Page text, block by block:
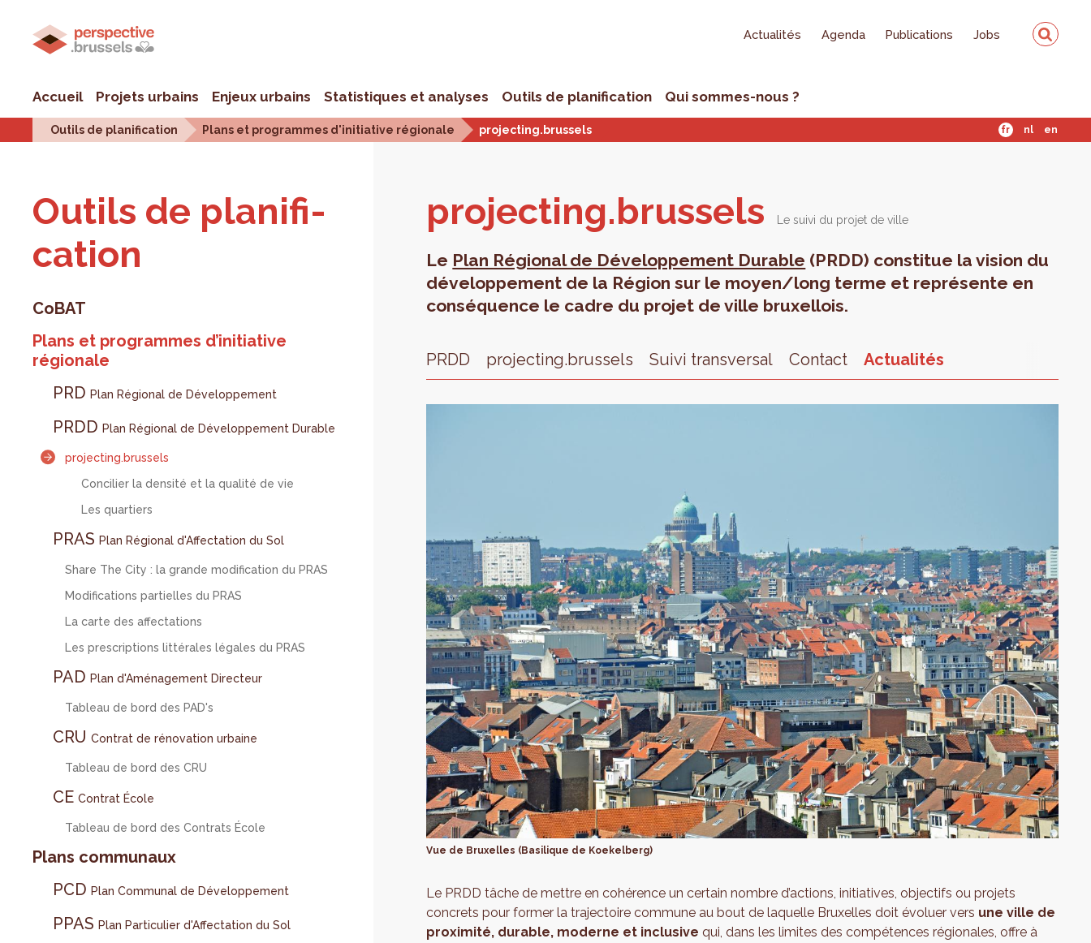
Actualités Agenda Publications Jobs
Accueil Projets urbains Enjeux urbains Statistiques et analyses Outils de planification Qui sommes-nous ?
Outils de planification Plans et programmes d'initiative régionale projecting.brussels fr nl en
Outils de pla­ni­fi­
ca­tion
CoBAT
Plans et programmes d’initiative
régionale
PRD Plan Régional de Développement
PRDD Plan Régional de Développement Durable
projecting.brussels
Concilier la densité et la qualité de vie
Les quartiers
PRAS Plan Régional d'Affectation du Sol
Share The City : la grande modification du PRAS
Modifications partielles du PRAS
La carte des affectations
Les prescriptions littérales légales du PRAS
PAD Plan d'Aménagement Directeur
Tableau de bord des PAD's
CRU Contrat de rénovation urbaine
Tableau de bord des CRU
CE Contrat École
Tableau de bord des Contrats École
Plans communaux
PCD Plan Communal de Développement
PPAS Plan Particulier d'Affectation du Sol
pro­jec­ting.brus­sels Le suivi du projet de ville
Le Plan Régional de Développement Durable (PRDD) constitue la vision du
développement de la Région sur le moyen/long terme et représente en
conséquence le cadre du projet de ville bruxellois.
PRDD projecting.brussels Suivi transversal Contact Actualités
Vue de Bruxelles (Basilique de Koekelberg)
Le PRDD tâche de mettre en cohérence un certain nombre d’actions, initiatives, objectifs ou projets
concrets pour former la trajectoire commune au bout de laquelle Bruxelles doit évoluer vers une ville de
proximité, durable, moderne et inclusive qui, dans les limites des compétences régionales, offre à